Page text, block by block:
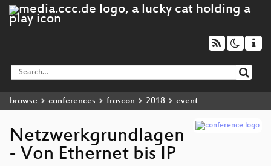
browse conferences froscon 2018 event
Netzwerkgrundlagen
- Von Ethernet bis IP